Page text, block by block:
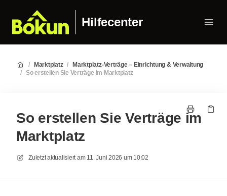
Hilfecenter
/ Marktplatz /
Marktplatz-Verträge – Einrichtung & Verwaltung
/ So erstellen Sie Verträge im Marktplatz
So erstellen Sie Verträge im
Marktplatz
Zuletzt aktualisiert am 11. Juni 2026 um 10:02